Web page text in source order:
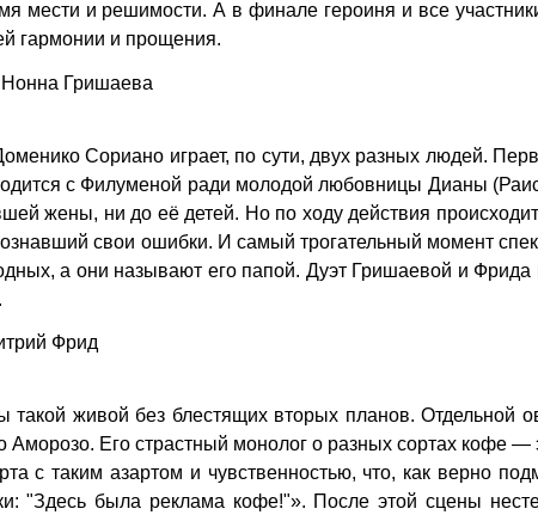
мести и решимости. А в финале героиня и все
гармонии и прощения.
Гришаева
Сориано играет, по сути, двух разных людей.
с Филуменой ради молодой любовницы Дианы
жены, ни до её детей. Но по ходу действия
свои ошибки. И самый трогательный момент
а они называют его папой. Дуэт Гришаевой и Фрида
Фрид
такой живой без блестящих вторых планов. Отдельной
Его страстный монолог о разных сортах кофе —
с таким азартом и чувственностью, что, как верно
"Здесь была реклама кофе!"». После этой сцены